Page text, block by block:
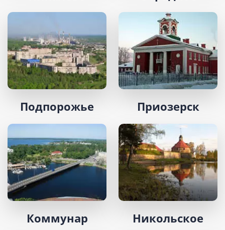
Подпорожье Приозерск
Коммунар Никольское